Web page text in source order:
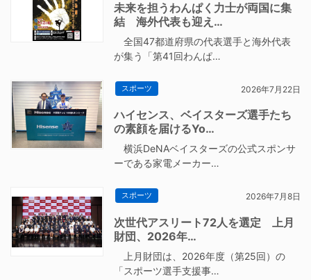
未来を担うわんぱく力士が両国に集
結 海外代表も迎え…
全国47都道府県の代表選手と海外代表
が集う「第41回わんぱ…
スポーツ 2026年7月22日
ハイセンス、ベイスターズ選手たち
の素顔を届けるYo…
横浜DeNAベイスターズの公式スポンサ
ーである家電メーカー…
スポーツ 2026年7月8日
次世代アスリート72人を選定 上月
財団、2026年…
上月財団は、2026年度（第25回）の
「スポーツ選手支援事…